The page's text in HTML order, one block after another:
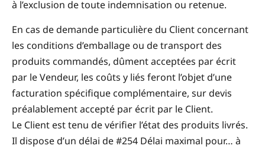
à l’exclusion de toute indemnisation ou retenue.
En cas de demande particulière du Client concernant
les conditions d’emballage ou de transport des
produits commandés, dûment acceptées par écrit
par le Vendeur, les coûts y liés feront l’objet d’une
facturation spécifique complémentaire, sur devis
préalablement accepté par écrit par le Client.
Le Client est tenu de vérifier l’état des produits livrés.
Il dispose d’un délai de #254 Délai maximal pour… à